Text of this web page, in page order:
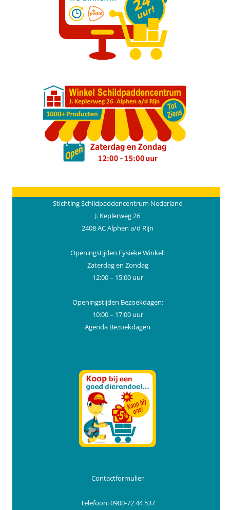
Stichting Schildpaddencentrum Nederland
J. Keplerweg 26
2408 AC Alphen a/d Rijn
Openingstijden Fysieke Winkel:
Zaterdag en Zondag
12:00 – 15:00 uur
Openingstijden Bezoekdagen:
10:00 – 17:00 uur
Agenda Bezoekdagen
Contactformulier
Telefoon: 0900-72 44 537